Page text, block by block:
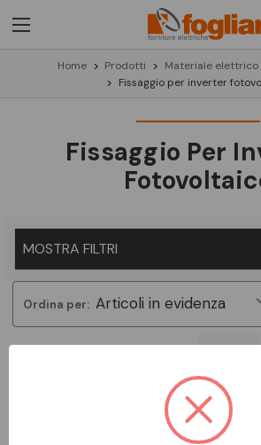
Home Prodotti Materiale elettrico
Fissaggio per inverter
Fissaggio Per
MOSTRA FILTRI
Ordina per:
Non ci sono prodotti in questa categoria.